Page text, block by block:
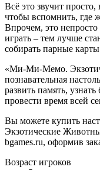
Всё это звучит
чтобы вспомнить, где
Впрочем, это непросто
играть – тем лучше
собирать парные
«Ми-Ми-Мемо.
познавательная
развить память,
провести время всей
Вы можете купить
Экзотические
bgames.ru, оформив
Возраст игроков